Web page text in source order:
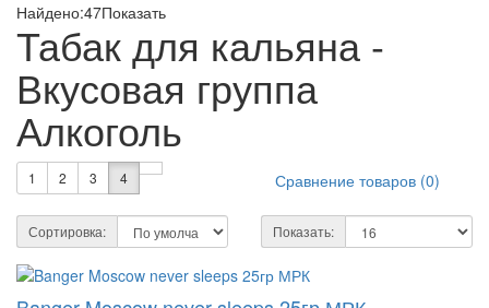
Найдено:47Показать
Табак для кальяна -
Вкусовая группа
Алкоголь
1 2 3 4 Сравнение товаров (0)
Сортировка: Показать: